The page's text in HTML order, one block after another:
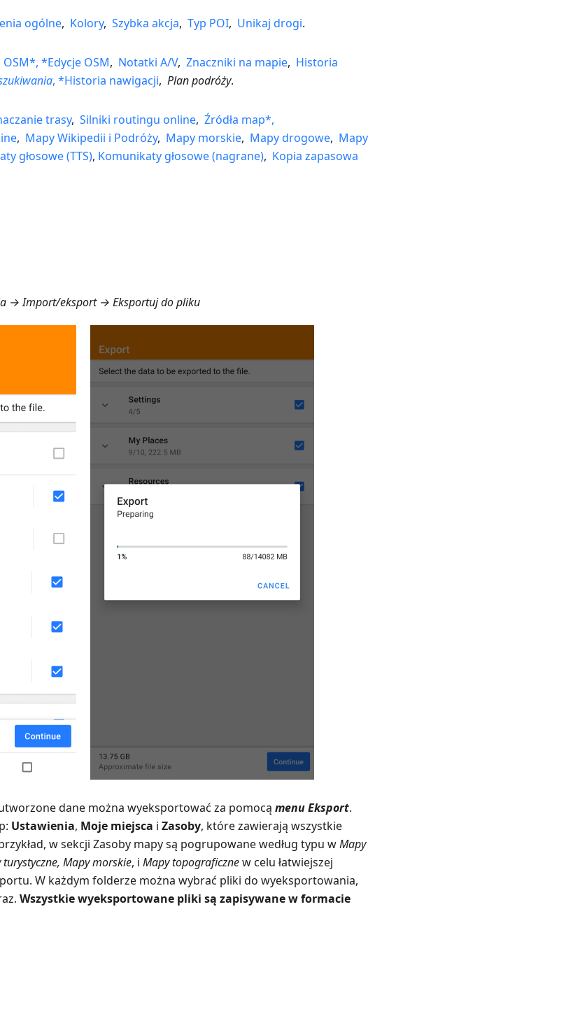
ogólne, Kolory, Szybka akcja, Typ POI, Unikaj drogi.
*Edycje OSM, Notatki A/V, Znaczniki na mapie, Historia
, *Historia nawigacji, Plan podróży.
trasy, Silniki routingu online, Źródła map*,
, Mapy Wikipedii i Podróży, Mapy morskie, Mapy drogowe, Mapy
głosowe (TTS), Komunikaty głosowe (nagrane), Kopia zapasowa
→ Import/eksport → Eksportuj do pliku
dane można wyeksportować za pomocą menu Eksport.
Ustawienia, Moje miejsca i Zasoby, które zawierają wszystkie
w sekcji Zasoby mapy są pogrupowane według typu wMapy
, Mapy morskie, i Mapy topograficznew celu łatwiejszej
W każdym folderze można wybrać pliki do wyeksportowania,
Wszystkie wyeksportowane pliki są zapisywane w formacie